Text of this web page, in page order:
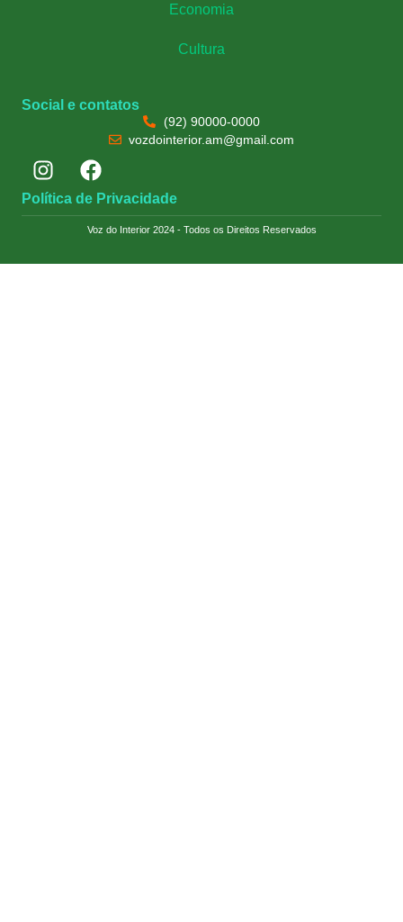
Economia
Cultura
Social e contatos
(92) 90000-0000
vozdointerior.am@gmail.com
Política de Privacidade
Voz do Interior 2024 - Todos os Direitos Reservados